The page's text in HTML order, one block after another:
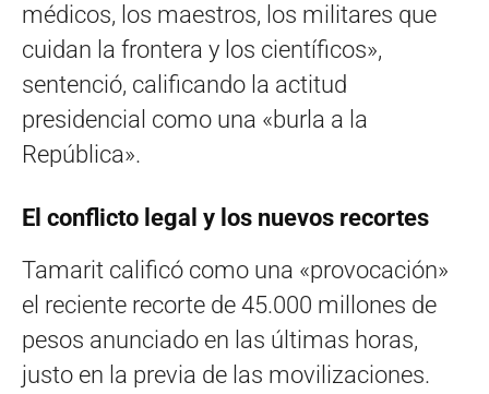
médicos, los maestros, los militares que
cuidan la frontera y los científicos»,
sentenció, calificando la actitud
presidencial como una «burla a la
República».
El conflicto legal y los nuevos recortes
Tamarit calificó como una «provocación»
el reciente recorte de 45.000 millones de
pesos anunciado en las últimas horas,
justo en la previa de las movilizaciones.